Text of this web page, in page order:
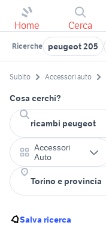
Home Cerca
Ricerche peugeot 205
Subito Accessori auto
Cosa cerchi?
Accessori
Auto
Salva ricerca